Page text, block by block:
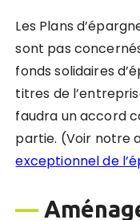
Les Plans
sont pas
fonds solidaires
titres de
faudra un accord
partie. (Voir notre
exceptionnel de
—